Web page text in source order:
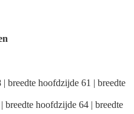
breedte hoofdzijde 61 | breedte
breedte hoofdzijde 64 | breedte